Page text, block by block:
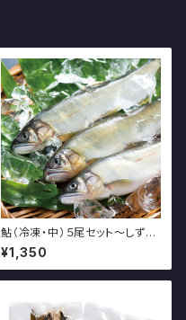
鮎（冷凍・中）５尾セット～しずか
のあゆ～
¥1,350